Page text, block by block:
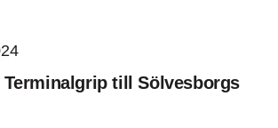
Terminalgrip till Sölvesborgs